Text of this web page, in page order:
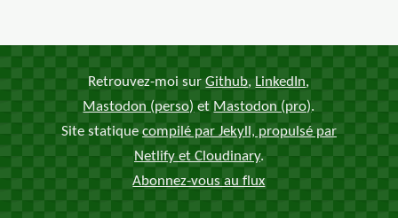
Retrouvez-moi surGithub, LinkedIn,
Mastodon (perso) et Mastodon (pro).
Site statique compilé par Jekyll, propulsé par
Netlify et Cloudinary.
Abonnez-vous au flux